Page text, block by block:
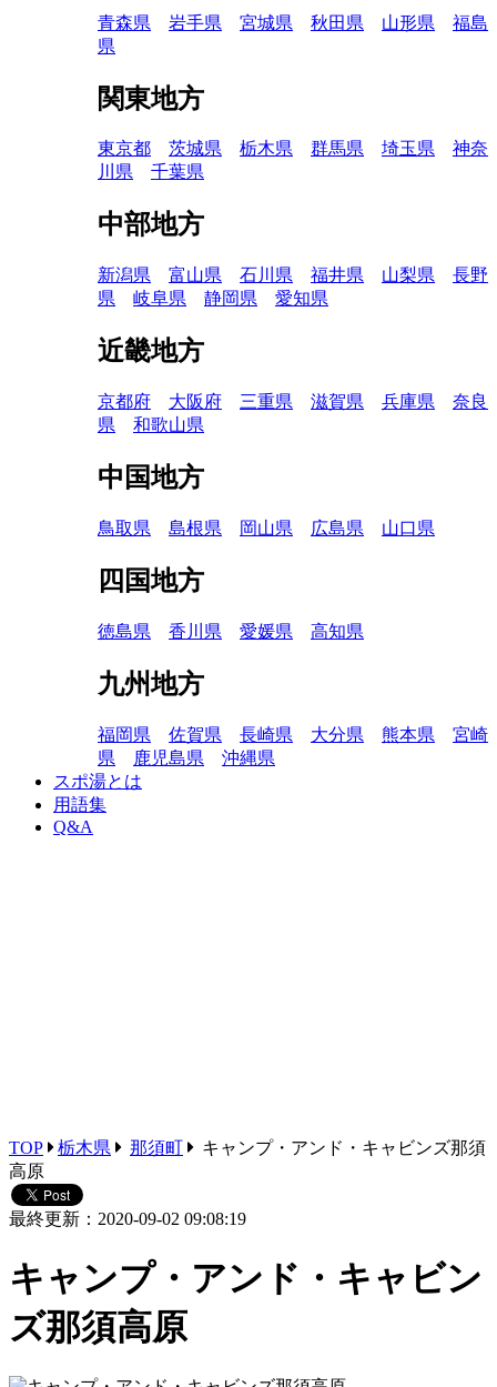
青森県 岩手県 宮城県 秋田県 山形県
福島
県
関東地方
東京都 茨城県 栃木県 群馬県 埼玉県
神奈
川県
千葉県
中部地方
新潟県 富山県 石川県 福井県 山梨県
長野
県
岐阜県 静岡県 愛知県
近畿地方
京都府 大阪府 三重県 滋賀県 兵庫県
奈良
県
和歌山県
中国地方
鳥取県 島根県 岡山県 広島県 山口県
四国地方
徳島県 香川県 愛媛県 高知県
九州地方
福岡県 佐賀県 長崎県 大分県 熊本県
宮崎
県
鹿児島県
沖縄県
スポ湯とは
用語集
Q&A
TOP 栃木県 那須町
キャンプ・アンド・キャビンズ那須
高原
最終更新：2020-09-02 09:08:19
キャンプ・アンド・キャビン
ズ那須高原